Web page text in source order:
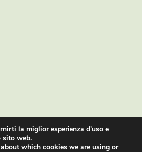
la miglior esperienza d'uso e
sito web.
which cookies we are using or